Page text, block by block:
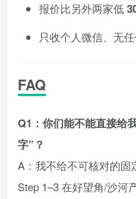
报价比另外两家低
只收个人微信、无
FAQ
Q1：你们能不能直接给
字”？
A：我不给不可核对的
Step 1–3 在好望角/沙河